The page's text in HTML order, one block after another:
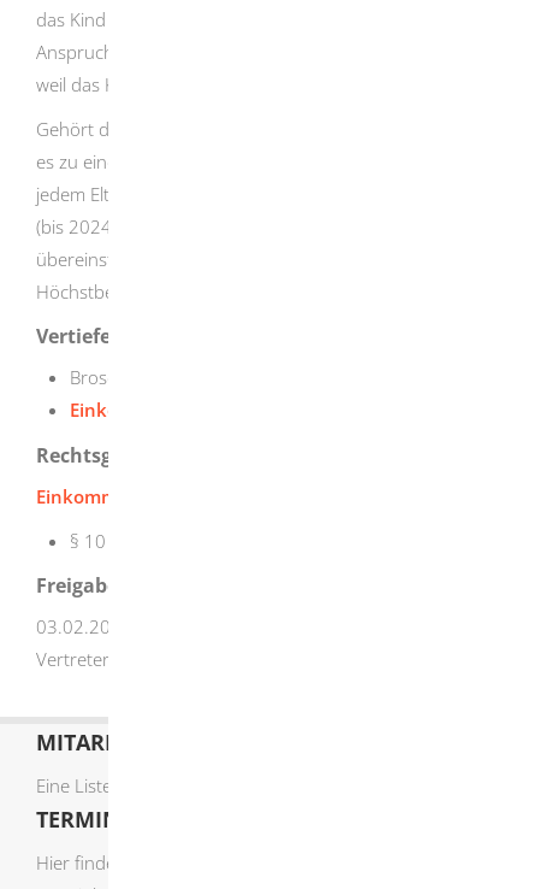
das Kind gehört. Der andere Elternteil hat keinen
Anspruch auf Förderung von Kinderbetreuungskosten,
weil das Kind nicht zu seinem Haushalt gehört.
Gehört das Kind zum Haushalt beider Elternteile, kommt
es zu einer Halbteilung des Höchstbetrags, das heißt,
jedem Elternteil steht ein Höchstbetrag von EUR 2.400
(bis 2024: EUR 2.000) zu, es sei denn, sie beantragen
übereinstimmend eine andere Aufteilung des
Höchstbetrags.
Vertiefende Informationen
Broschüre "
Einkommensteuer - Erklärung abgeben
Rechtsgrundlage
Einkommensteuergesetz (EStG)
§ 10 Absatz 1 Nummer 5
Freigabevermerk
03.02.2025
Vertreterin des Finanzministeriums
MITARBEITERLISTE
Eine Liste der Mitarbeiter von A-Z finden Sie
TERMIN ONLINE BUCHEN
Hier finden Sie die verfügbaren Sachgebiete zur Online-